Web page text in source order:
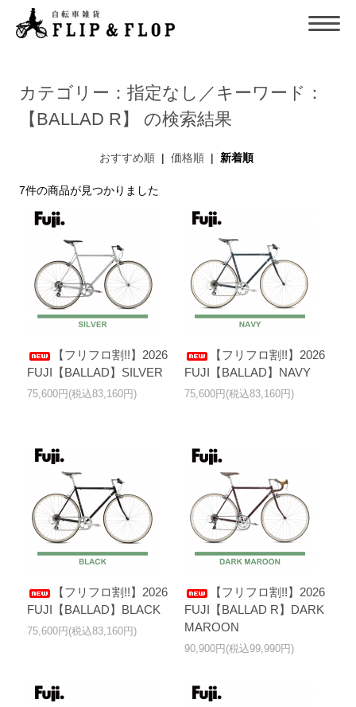
カテゴリー：指定なし／キーワード：
【BALLAD R】 の検索結果
おすすめ順| 価格順| 新着順
7件の商品が見つかりました
【フリフロ割!!】2026
FUJI【BALLAD】SILVER
75,600円(税込83,160円)
【フリフロ割!!】2026
FUJI【BALLAD】NAVY
75,600円(税込83,160円)
【フリフロ割!!】2026
FUJI【BALLAD】BLACK
75,600円(税込83,160円)
【フリフロ割!!】2026
FUJI【BALLAD R】DARK
MAROON
90,900円(税込99,990円)